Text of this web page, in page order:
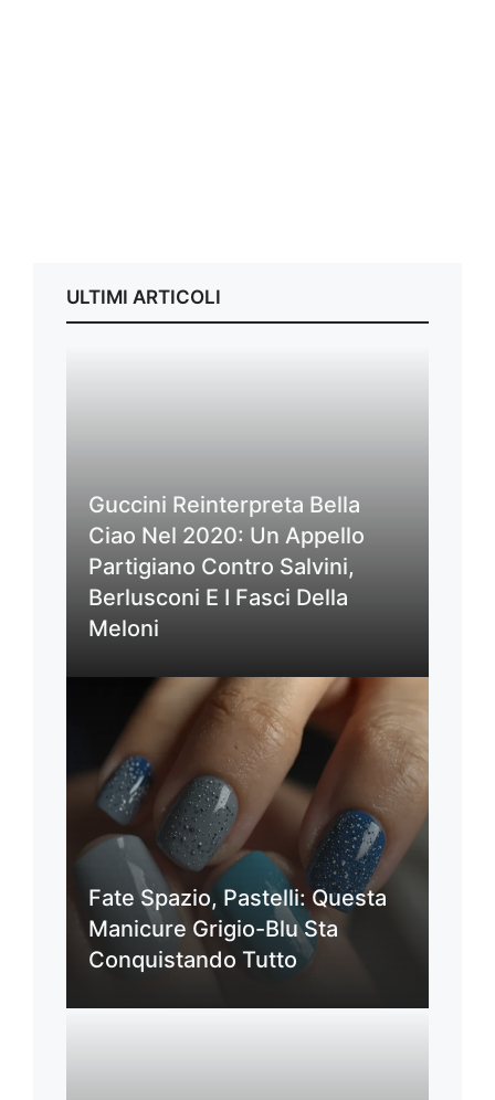
ULTIMI ARTICOLI
Guccini Reinterpreta Bella
Ciao Nel 2020: Un Appello
Partigiano Contro Salvini,
Berlusconi E I Fasci Della
Meloni
Fate Spazio, Pastelli: Questa
Manicure Grigio-Blu Sta
Conquistando Tutto